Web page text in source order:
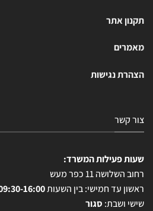
תקנון אתר
מאמרים
הצהרת נגישות
צור קשר
שעות פעילות המשרד:
רחוב השלושה 11 כפר מעש
ראשון עד חמישי: בין השעות09:30-16:00
שישי ושבת: סגור